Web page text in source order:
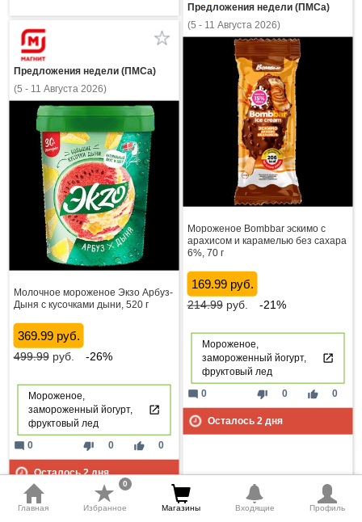
Предложения недели (ПМСа)
(5 - 11 Августа 2026)
Мороженое Bombbar эскимо с
арахисом и карамелью без сахара
6%, 70 г
169.99 руб.
214.99руб. -21%
Мороженое,
замороженный йогурт,
фруктовый лед
thumb_down 0 thumb_up 0
mode_comment 0
Осталось 2 дня
Предложения недели (ПМСа)
(5 - 11 Августа 2026)
Молочное мороженое Экзо Арбуз-
Дыня с кусочками дыни, 520 г
369.99 руб.
499.99руб. -26%
Мороженое,
замороженный йогурт,
фруктовый лед
thumb_down 0 thumb_up 0
mode_comment 0
Осталось2дня
Главная Избранное
0
Магазины Входящие Профиль